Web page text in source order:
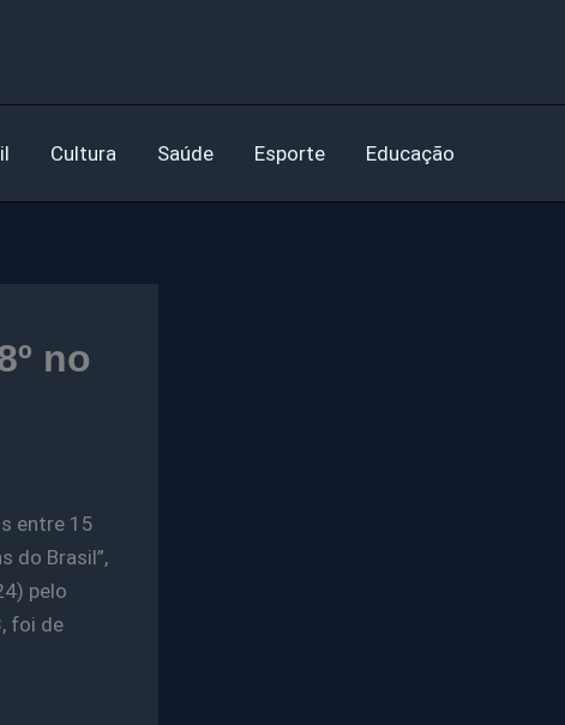
Cultura Saúde Esporte Educação
no
entre 15
do Brasil”,
pelo
foi de